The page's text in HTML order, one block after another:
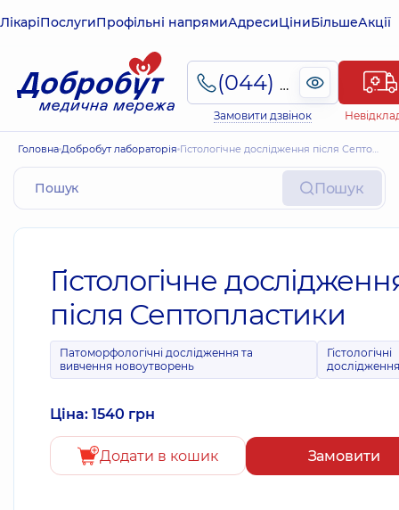
ЛікаріПослугиПрофільні напрямиАдресиЦіниБільшеАкції
(044) 495-2-888
Замовити дзвінок
Головна Добробут лабораторія Гістологічне дослідження після Септопластики
Пошук
Гістологічне
після Септопластики
Патоморфологічні дослідження та
вивчення новоутворень
Гістологічні
дослідження
Ціна: 1540 грн
Додати в кошик Замовити